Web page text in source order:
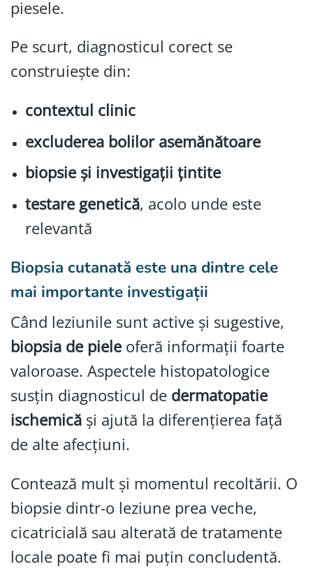
piesele.
Pe scurt, diagnosticul corect se
construiește din:
contextul clinic
excluderea bolilor asemănătoare
biopsie și investigații țintite
testare genetică, acolo unde este
relevantă
Biopsia cutanată este una dintre cele
mai importante investigații
Când leziunile sunt active și sugestive,
biopsia de pieleoferă informații foarte
valoroase. Aspectele histopatologice
susțin diagnosticul de dermatopatie
ischemică și ajută la diferențierea față
de alte afecțiuni.
Contează mult și momentul recoltării. O
biopsie dintr-o leziune prea veche,
cicatricială sau alterată de tratamente
locale poate fi mai puțin concludentă.